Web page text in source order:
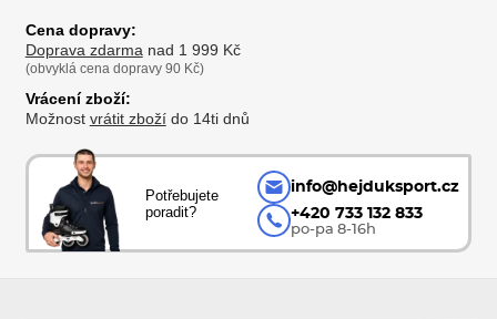
Cena dopravy:
Doprava zdarma nad 1 999 Kč
(obvyklá cena dopravy 90 Kč)
Vrácení zboží:
Možnost vrátit zbožído 14ti dnů
Potřebujete
poradit?
info@hejduksport.cz
+420 733 132 833
po-pa 8-16h